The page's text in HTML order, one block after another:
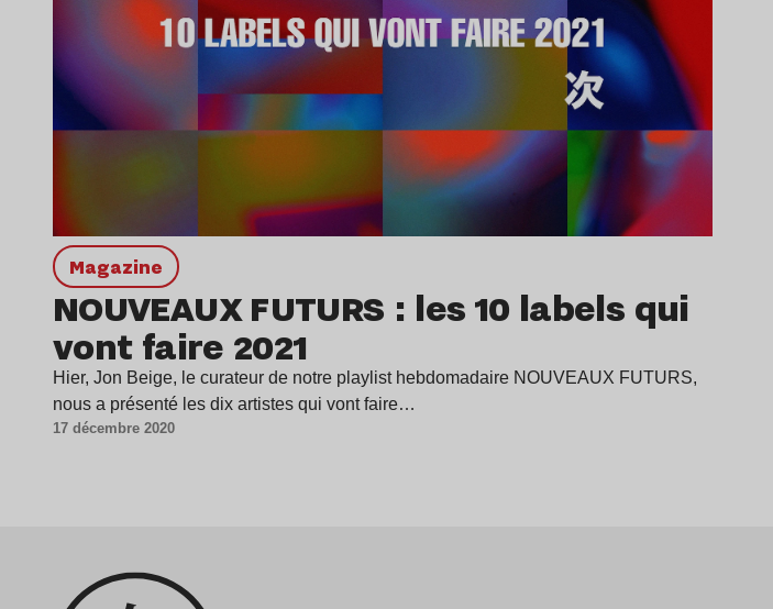
magazine
NOUVEAUX FUTURS : les 10 labels qui
vont faire 2021
Hier, Jon Beige, le curateur de notre playlist hebdomadaire NOUVEAUX FUTURS,
nous a présenté les dix artistes qui vont faire…
17 décembre 2020